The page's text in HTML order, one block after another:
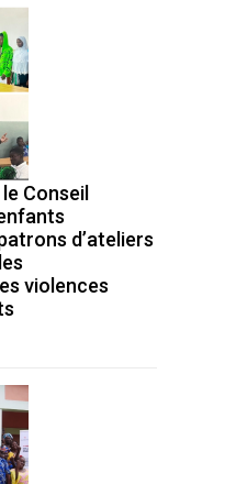
Conseil
d’ateliers
violences